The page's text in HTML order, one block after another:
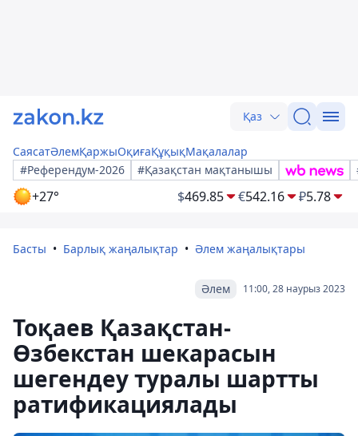
Қаз
СаясатӘлемҚаржыОқиғаҚұқықМақалалар
#Референдум-2026
#Қазақстан мақтанышы
+27° $469.85 €542.16 ₽5.78
Басты Барлық жаңалықтар Әлем жаңалықтары
11:00, 28 наурыз 2023
Әлем
Тоқаев Қазақстан-
Өзбекстан шекарасын
шегендеу туралы шартты
ратификациялады